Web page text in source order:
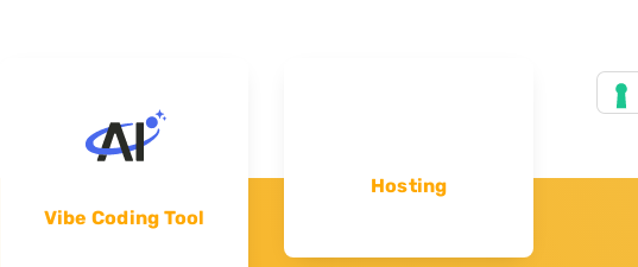
Vibe Coding Tool
Hosting